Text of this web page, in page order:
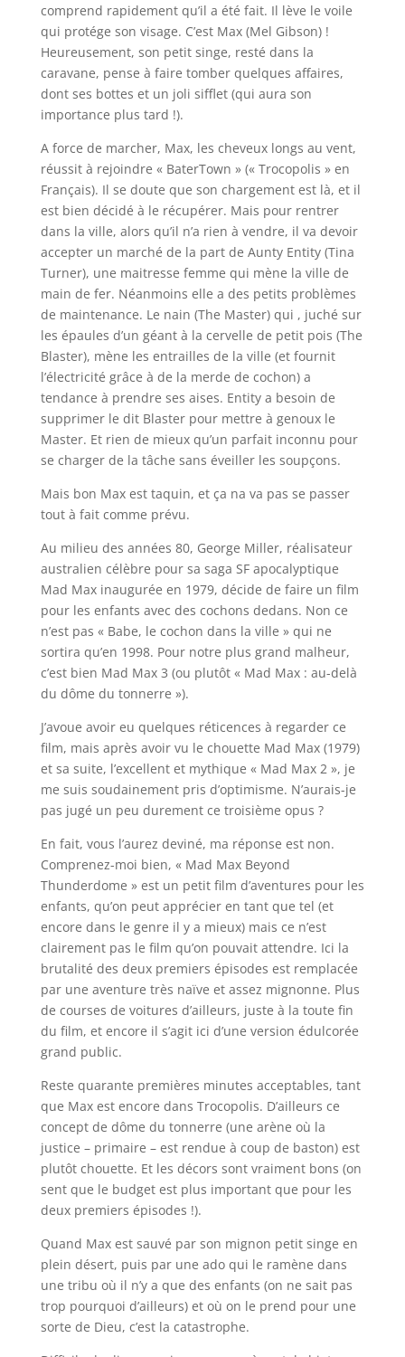
comprend rapidement qu’il a été fait. Il lève le voile
qui protége son visage. C’est Max (Mel Gibson) !
Heureusement, son petit singe, resté dans la
caravane, pense à faire tomber quelques affaires,
dont ses bottes et un joli sifflet (qui aura son
importance plus tard !).
A force de marcher, Max, les cheveux longs au vent,
réussit à rejoindre « BaterTown » (« Trocopolis » en
Français). Il se doute que son chargement est là, et il
est bien décidé à le récupérer. Mais pour rentrer
dans la ville, alors qu’il n’a rien à vendre, il va devoir
accepter un marché de la part de Aunty Entity (Tina
Turner), une maitresse femme qui mène la ville de
main de fer. Néanmoins elle a des petits problèmes
de maintenance. Le nain (The Master) qui , juché sur
les épaules d’un géant à la cervelle de petit pois (The
Blaster), mène les entrailles de la ville (et fournit
l’électricité grâce à de la merde de cochon) a
tendance à prendre ses aises. Entity a besoin de
supprimer le dit Blaster pour mettre à genoux le
Master. Et rien de mieux qu’un parfait inconnu pour
se charger de la tâche sans éveiller les soupçons.
Mais bon Max est taquin, et ça na va pas se passer
tout à fait comme prévu.
Au milieu des années 80, George Miller, réalisateur
australien célèbre pour sa saga SF apocalyptique
Mad Max inaugurée en 1979, décide de faire un film
pour les enfants avec des cochons dedans. Non ce
n’est pas « Babe, le cochon dans la ville » qui ne
sortira qu’en 1998. Pour notre plus grand malheur,
c’est bien Mad Max 3 (ou plutôt « Mad Max : au-delà
du dôme du tonnerre »).
J’avoue avoir eu quelques réticences à regarder ce
film, mais après avoir vu le chouette Mad Max (1979)
et sa suite, l’excellent et mythique « Mad Max 2 », je
me suis soudainement pris d’optimisme. N’aurais-je
pas jugé un peu durement ce troisième opus ?
En fait, vous l’aurez deviné, ma réponse est non.
Comprenez-moi bien, « Mad Max Beyond
Thunderdome » est un petit film d’aventures pour les
enfants, qu’on peut apprécier en tant que tel (et
encore dans le genre il y a mieux) mais ce n’est
clairement pas le film qu’on pouvait attendre. Ici la
brutalité des deux premiers épisodes est remplacée
par une aventure très naïve et assez mignonne. Plus
de courses de voitures d’ailleurs, juste à la toute fin
du film, et encore il s’agit ici d’une version édulcorée
grand public.
Reste quarante premières minutes acceptables, tant
que Max est encore dans Trocopolis. D’ailleurs ce
concept de dôme du tonnerre (une arène où la
justice – primaire – est rendue à coup de baston) est
plutôt chouette. Et les décors sont vraiment bons (on
sent que le budget est plus important que pour les
deux premiers épisodes !).
Quand Max est sauvé par son mignon petit singe en
plein désert, puis par une ado qui le ramène dans
une tribu où il n’y a que des enfants (on ne sait pas
trop pourquoi d’ailleurs) et où on le prend pour une
sorte de Dieu, c’est la catastrophe.